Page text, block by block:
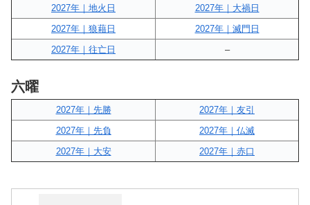
2027年｜地火日
2027年｜大禍日
2027年｜狼藉日
2027年｜滅門日
2027年｜往亡日
–
六曜
2027年｜先勝
2027年｜友引
2027年｜先負
2027年｜仏滅
2027年｜大安
2027年｜赤口